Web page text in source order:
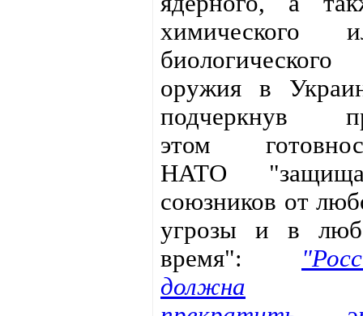
химического
биологического
оружия в
подчеркнув
этом
НАТО
союзников от
угрозы и в
время":
должна